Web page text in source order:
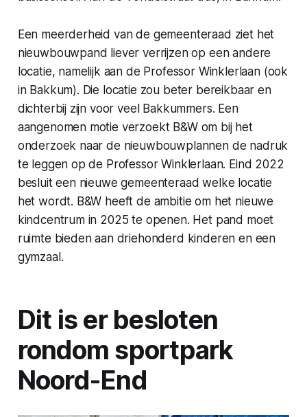
Een meerderheid van de gemeenteraad ziet het
nieuwbouwpand liever verrijzen op een andere
locatie, namelijk aan de Professor Winklerlaan (ook
in Bakkum). Die locatie zou beter bereikbaar en
dichterbij zijn voor veel Bakkummers. Een
aangenomen motie verzoekt B&W om bij het
onderzoek naar de nieuwbouwplannen de nadruk
te leggen op de Professor Winklerlaan. Eind 2022
besluit een nieuwe gemeenteraad welke locatie
het wordt. B&W heeft de ambitie om het nieuwe
kindcentrum in 2025 te openen. Het pand moet
ruimte bieden aan driehonderd kinderen en een
gymzaal.
Dit is er besloten
rondom sportpark
Noord-End